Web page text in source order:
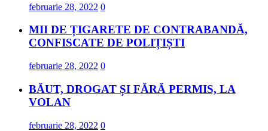
februarie 28, 2022 0
MII DE ȚIGARETE DE CONTRABANDĂ,
CONFISCATE DE POLIȚIȘTI
februarie 28, 2022 0
BĂUT, DROGAT ȘI FĂRĂ PERMIS, LA
VOLAN
februarie 28, 2022 0